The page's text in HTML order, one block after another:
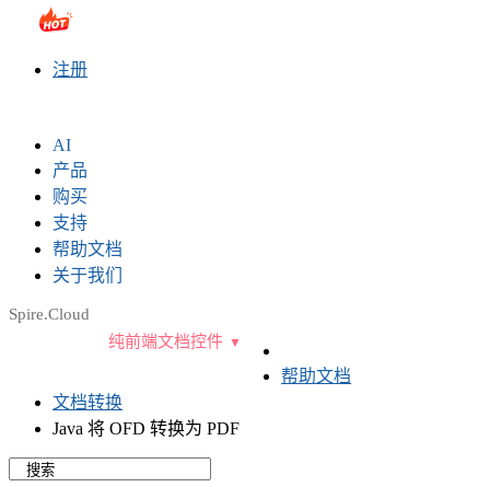
sales@e-iceblue.com
注册
AI
产品
购买
支持
帮助文档
关于我们
Spire.Cloud
纯前端文档控件
帮助文档
文档转换
Java 将 OFD 转换为 PDF